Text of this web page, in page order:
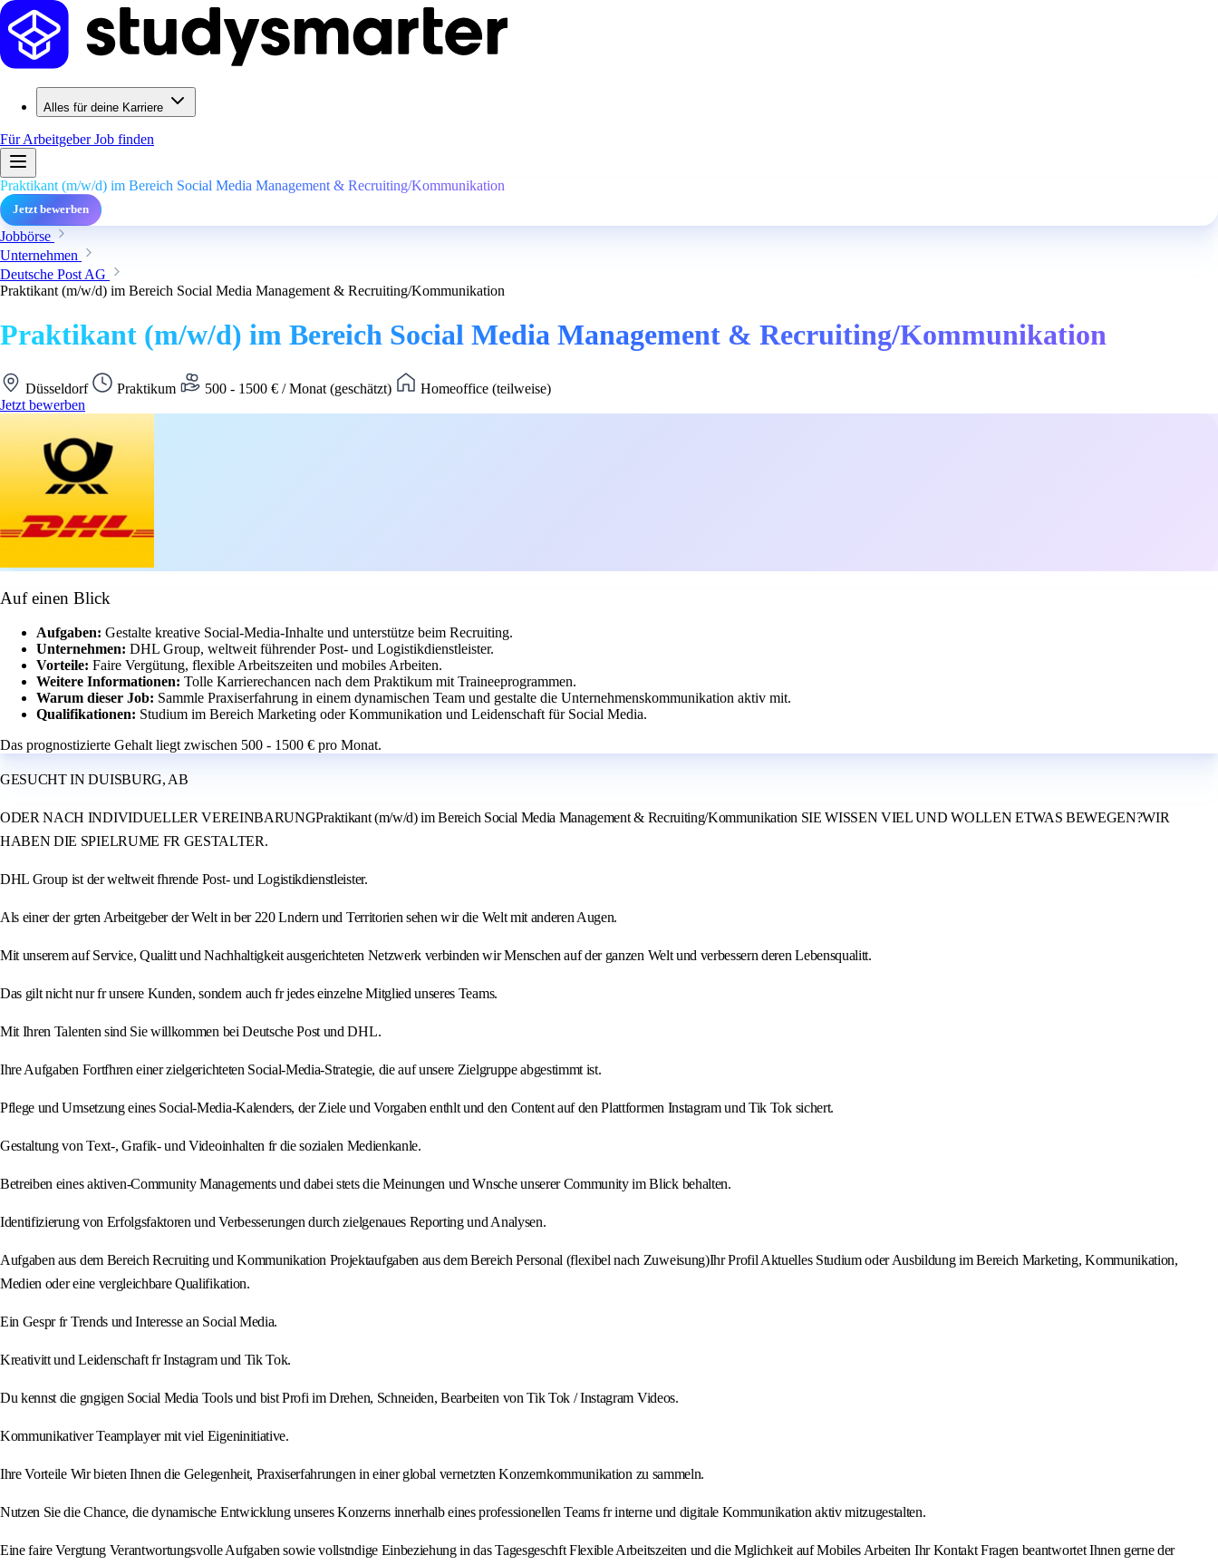
Alles für deine Karriere
Für ArbeitgeberJob finden
Praktikant (m/w/d) im Bereich Social Media Management & Recruiting/Kommunikation
Jetzt bewerben
Jobbörse
Unternehmen
Deutsche Post AG
Praktikant (m/w/d) im Bereich Social Media Management & Recruiting/Kommunikation
Praktikant (m/w/d) im Bereich Social Media Management & Recruiting/Kommunikation
Düsseldorf Praktikum 500 - 1500 € / Monat (geschätzt)
Homeoffice (teilweise)
Jetzt bewerben
Auf einen Blick
Aufgaben: Gestalte kreative Social-Media-Inhalte und unterstütze beim Recruiting.
Unternehmen: DHL Group, weltweit führender Post- und Logistikdienstleister.
Vorteile: Faire Vergütung, flexible Arbeitszeiten und mobiles Arbeiten.
Weitere Informationen: Tolle Karrierechancen nach dem Praktikum mit Traineeprogrammen.
Warum dieser Job: Sammle Praxiserfahrung in einem dynamischen Team und gestalte die Unternehmenskommunikation aktiv mit.
Qualifikationen: Studium im Bereich Marketing oder Kommunikation und Leidenschaft für Social Media.
Das prognostizierte Gehalt liegt zwischen 500 - 1500 € pro Monat.
GESUCHT IN DUISBURG, AB
ODER NACH INDIVIDUELLER VEREINBARUNGPraktikant (m/w/d) im Bereich Social Media Management & Recruiting/Kommunikation SIE WISSEN VIEL UND WOLLEN ETWAS BEWEGEN?WIR
HABEN DIE SPIELRUME FR GESTALTER.
DHL Group ist der weltweit fhrende Post- und Logistikdienstleister.
Als einer der grten Arbeitgeber der Welt in ber 220 Lndern und Territorien sehen wir die Welt mit anderen Augen.
Mit unserem auf Service, Qualitt und Nachhaltigkeit ausgerichteten Netzwerk verbinden wir Menschen auf der ganzen Welt und verbessern deren Lebensqualitt.
Das gilt nicht nur fr unsere Kunden, sondern auch fr jedes einzelne Mitglied unseres Teams.
Mit Ihren Talenten sind Sie willkommen bei Deutsche Post und DHL.
Ihre Aufgaben Fortfhren einer zielgerichteten Social-Media-Strategie, die auf unsere Zielgruppe abgestimmt ist.
Pflege und Umsetzung eines Social-Media-Kalenders, der Ziele und Vorgaben enthlt und den Content auf den Plattformen Instagram und Tik Tok sichert.
Gestaltung von Text-, Grafik- und Videoinhalten fr die sozialen Medienkanle.
Betreiben eines aktiven-Community Managements und dabei stets die Meinungen und Wnsche unserer Community im Blick behalten.
Identifizierung von Erfolgsfaktoren und Verbesserungen durch zielgenaues Reporting und Analysen.
Aufgaben aus dem Bereich Recruiting und Kommunikation Projektaufgaben aus dem Bereich Personal (flexibel nach Zuweisung)Ihr Profil Aktuelles Studium oder Ausbildung im Bereich Marketing, Kommunikation,
Medien oder eine vergleichbare Qualifikation.
Ein Gespr fr Trends und Interesse an Social Media.
Kreativitt und Leidenschaft fr Instagram und Tik Tok.
Du kennst die gngigen Social Media Tools und bist Profi im Drehen, Schneiden, Bearbeiten von Tik Tok / Instagram Videos.
Kommunikativer Teamplayer mit viel Eigeninitiative.
Ihre Vorteile Wir bieten Ihnen die Gelegenheit, Praxiserfahrungen in einer global vernetzten Konzernkommunikation zu sammeln.
Nutzen Sie die Chance, die dynamische Entwicklung unseres Konzerns innerhalb eines professionellen Teams fr interne und digitale Kommunikation aktiv mitzugestalten.
Eine faire Vergtung Verantwortungsvolle Aufgaben sowie vollstndige Einbeziehung in das Tagesgeschft Flexible Arbeitszeiten und die Mglichkeit auf Mobiles Arbeiten Ihr Kontakt Fragen beantwortet Ihnen gerne der